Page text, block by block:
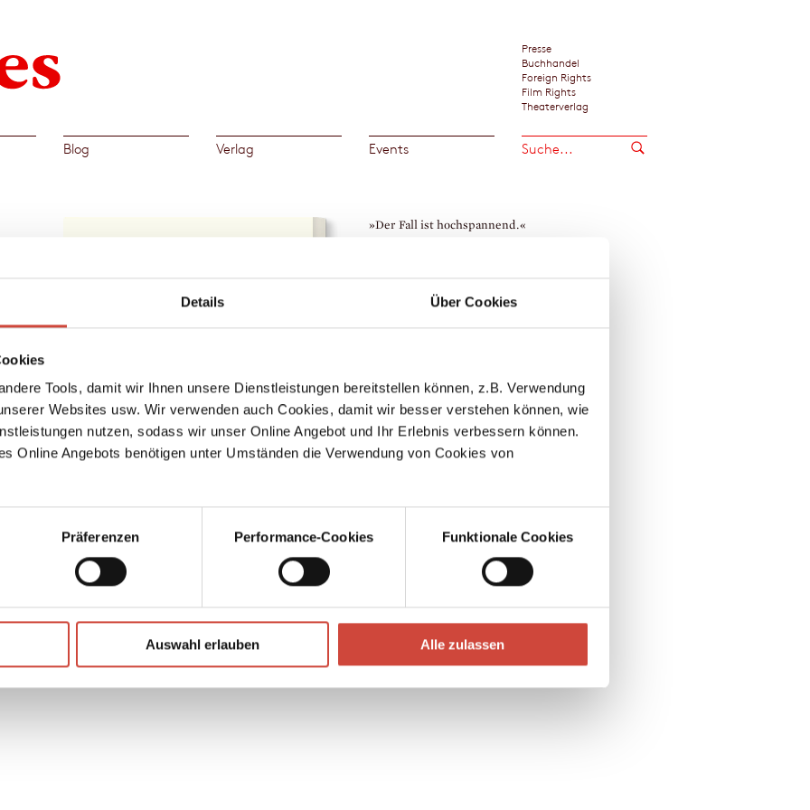
Details Über Cookies
Tools, damit wir Ihnen unsere Dienstleistungen bereitstellen können, z.B. Verwendung
Websites usw. Wir verwenden auch Cookies, damit wir besser verstehen können, wie
nutzen, sodass wir unser Online Angebot und Ihr Erlebnis verbessern können.
Online Angebots benötigen unter Umständen die Verwendung von Cookies von
Präferenzen Performance-Cookies Funktionale Cookies
Auswahl erlauben Alle zulassen
Presse
Buchhandel
Foreign Rights
Film Rights
Theaterverlag
Blog Verlag Events
die
im
zu
»Der Fall ist hochspannend.«
→Martin Walker